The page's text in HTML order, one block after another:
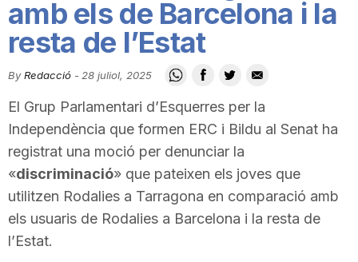
i
a
t
amb els de Barcelona i la
resta de l’Estat
By Redacció - 28 juliol, 2025
El Grup Parlamentari d’Esquerres per la
Independència que formen ERC i Bildu al Senat ha
registrat una moció per denunciar la
«discriminació» que pateixen els joves que
utilitzen Rodalies a Tarragona en comparació amb
els usuaris de Rodalies a Barcelona i la resta de
l’Estat.